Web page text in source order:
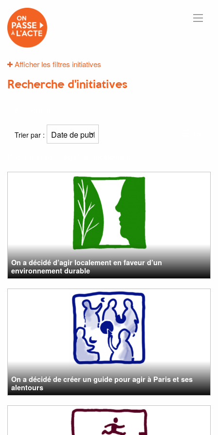
Afficher les filtres initiatives
Recherche d'initiatives
Trier par :
On a décidé d’agir localement en faveur d’un
environnement durable
On a décidé de créer un guide pour agir à Paris et ses
alentours